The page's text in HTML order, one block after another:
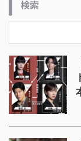
検索